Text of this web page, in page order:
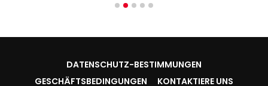
DATENSCHUTZ-BESTIMMUNGEN
GESCHÄFTSBEDINGUNGEN
KONTAKTIERE UNS